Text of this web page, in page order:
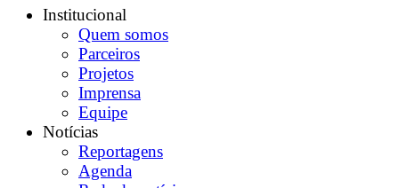
Institucional
Quem somos
Parceiros
Projetos
Imprensa
Equipe
Notícias
Reportagens
Agenda